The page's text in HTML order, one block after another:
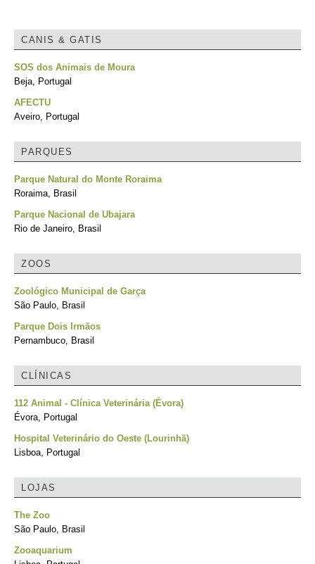
CANIS & GATIS
SOS dos Animais de Moura
Beja, Portugal
AFECTU
Aveiro, Portugal
PARQUES
Parque Natural do Monte Roraima
Roraima, Brasil
Parque Nacional de Ubajara
Rio de Janeiro, Brasil
ZOOS
Zoológico Municipal de Garça
São Paulo, Brasil
Parque Dois Irmãos
Pernambuco, Brasil
CLÍNICAS
112 Animal - Clínica Veterinária (Évora)
Évora, Portugal
Hospital Veterinário do Oeste (Lourinhã)
Lisboa, Portugal
LOJAS
The Zoo
São Paulo, Brasil
Zooaquarium